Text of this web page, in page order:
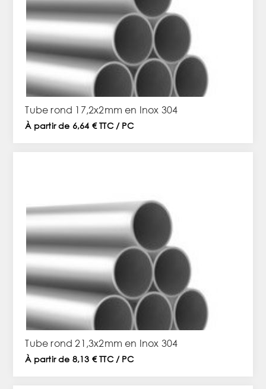
Tube rond 17,2x2mm en Inox 304
À partir de 6,64 € TTC / PC
Tube rond 21,3x2mm en Inox 304
À partir de 8,13 € TTC / PC